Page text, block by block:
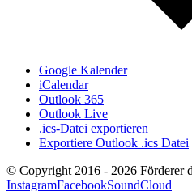
Google Kalender
iCalendar
Outlook 365
Outlook Live
.ics-Datei exportieren
Exportiere Outlook .ics Datei
© Copyright 2016 - 2026 Förderer
InstagramFacebookSoundCloud